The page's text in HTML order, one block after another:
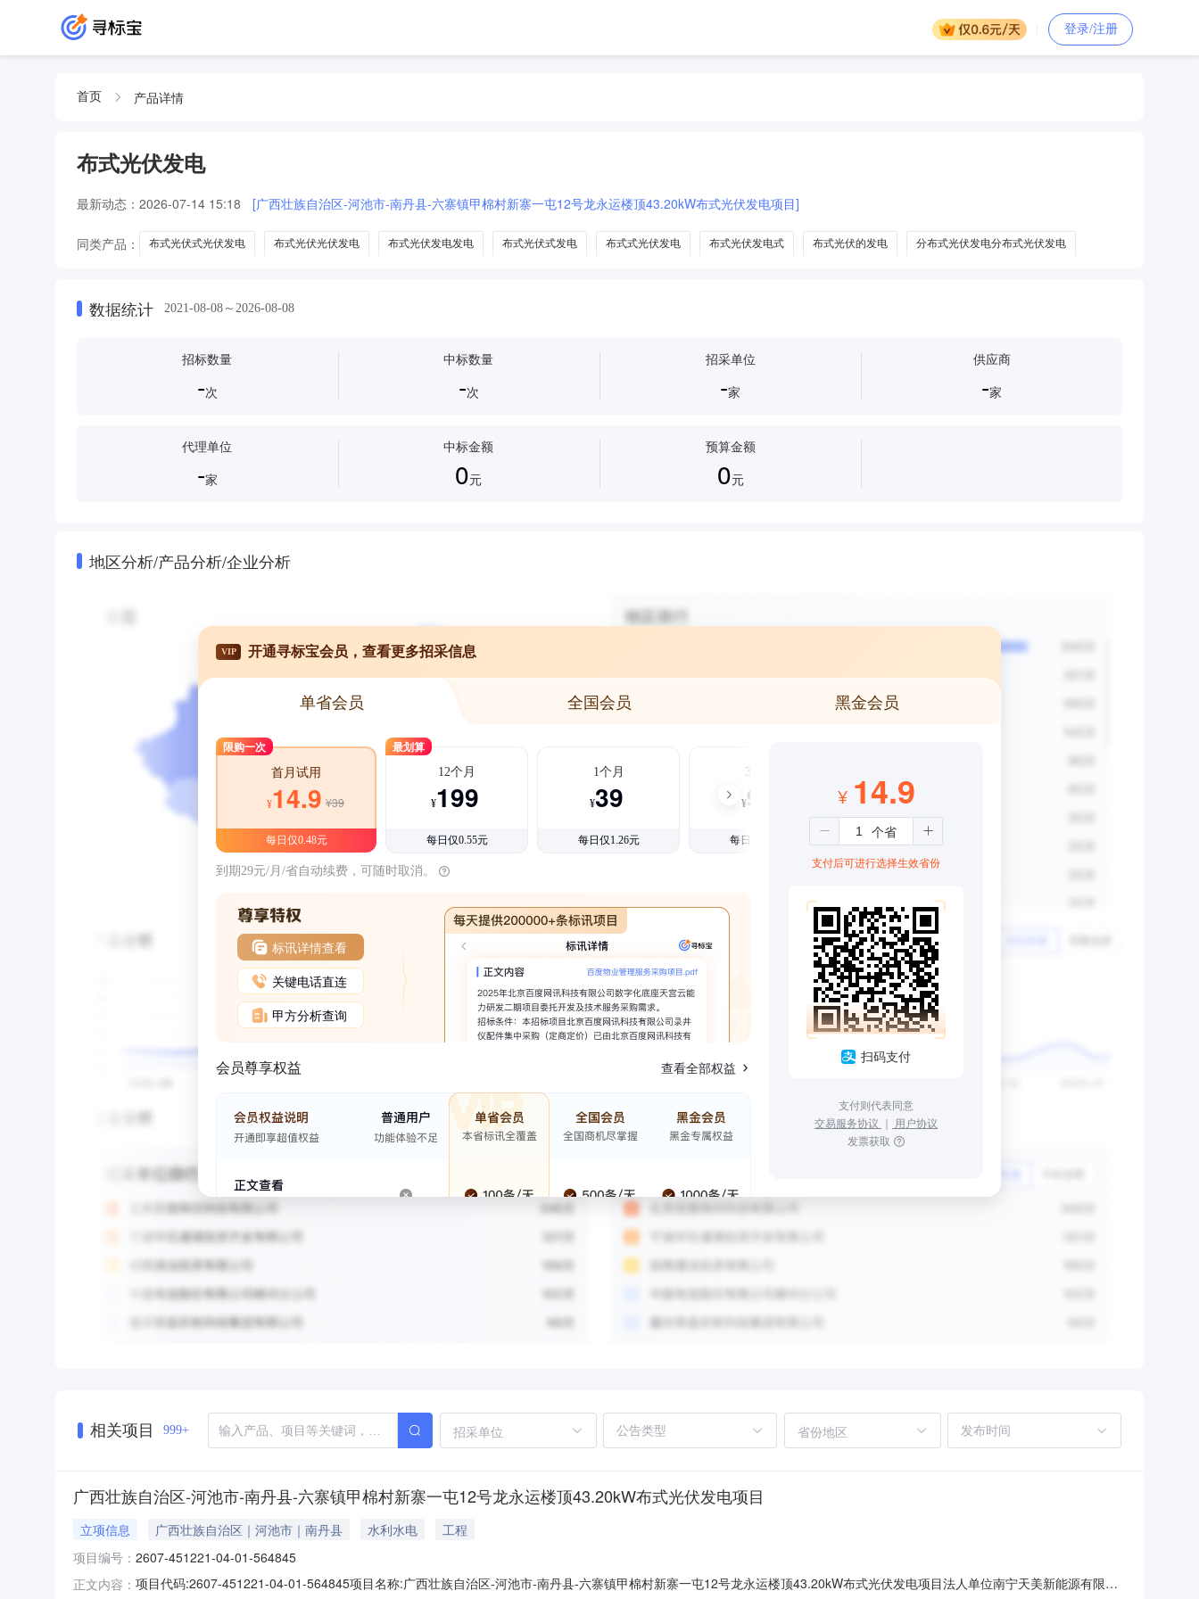
登录/注册
首页 产品详情
布式光伏发电
最新动态： 2026-07-14 15:18 [广西壮族自治区-河池市-南丹县-六寨镇甲棉村新寨一屯12号龙永运楼顶43.20kW布式光伏发电项目]
同类产品： 布式光伏式光伏发电 布式光伏光伏发电 布式光伏发电发电 布式光伏式发电 布式式光伏发电 布式光伏发电式 布式光伏的发电 分布式光伏发电分布式光伏发电
数据统计 2021-08-08～2026-08-08
招标数量
-次
中标数量
-次
招采单位
-家
供应商
-家
代理单位
-家
中标金额
0元
预算金额
0元
地区分析/产品分析/企业分析
VIP 开通寻标宝会员，查看更多招采信息
单省会员 全国会员 黑金会员
限购一次
首月试用
¥14.9 ¥39
每日仅0.48元
最划算
12个月
¥199
每日仅0.55元
1个月
¥39
每日仅1.26元
3个月
¥99
每日仅1.08元
到期29元/月/省自动续费，可随时取消。
标讯详情查看
关键电话直连
甲方分析查询
会员尊享权益 查看全部权益
¥ 14.9
支付后可进行选择生效省份
扫码支付
支付则代表同意
交易服务协议 ｜ 用户协议
发票获取
相关项目 999+ 招采单位 省份地区
广西壮族自治区-河池市-南丹县-六寨镇甲棉村新寨一屯12号龙永运楼顶43.20kW布式光伏发电项目
立项信息 广西壮族自治区｜河池市｜南丹县 水利水电
工程
项目编号： 2607-451221-04-01-564845
正文内容： 项目代码:2607-451221-04-01-564845项目名称:广西壮族自治区-河池市-南丹县-六寨镇甲棉村新寨一屯12号龙永运楼顶43.20kW布式光伏发电项目法人单位南宁天美新能源有限公